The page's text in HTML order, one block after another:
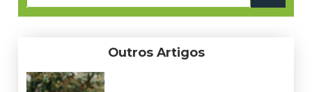
Outros Artigos